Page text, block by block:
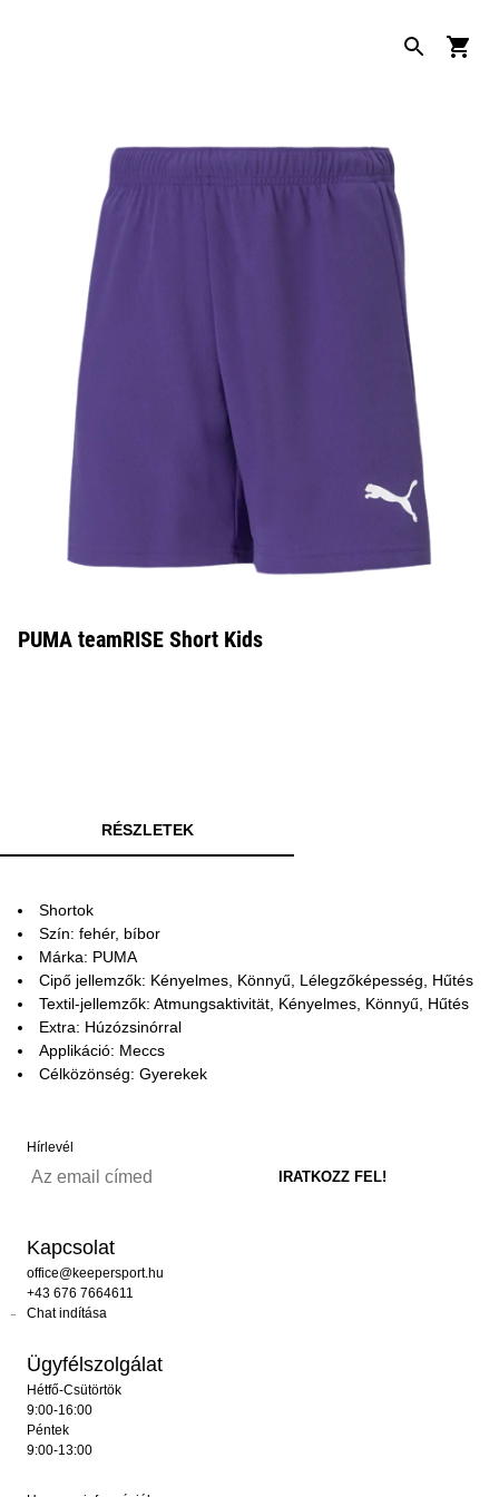
PUMA teamRISE Short Kids
RÉSZLETEK
Shortok
Szín: fehér, bíbor
Márka: PUMA
Cipő jellemzők: Kényelmes, Könnyű, Lélegzőképesség, Hűtés
Textil-jellemzők: Atmungsaktivität, Kényelmes, Könnyű, Hűtés
Extra: Húzózsinórral
Applikáció: Meccs
Célközönség: Gyerekek
Hírlevél
Kapcsolat
office@keepersport.hu
+43 676 7664611
Chat indítása
Ügyfélszolgálat
Hétfő-Csütörtök
9:00-16:00
Péntek
9:00-13:00